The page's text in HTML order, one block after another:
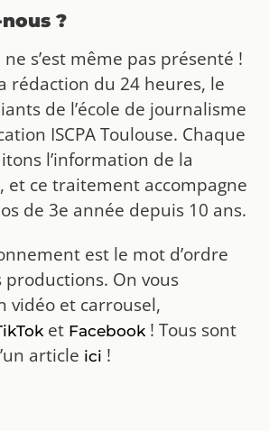
?
s’est même pas présenté !
rédaction du 24 heures, le
de l’école de journalisme
ISCPA Toulouse. Chaque
l’information de la
et ce traitement accompagne
de 3e année depuis 10 ans.
est le mot d’ordre
On vous
vidéo et carrousel,
et Facebook! Tous sont
article ici !